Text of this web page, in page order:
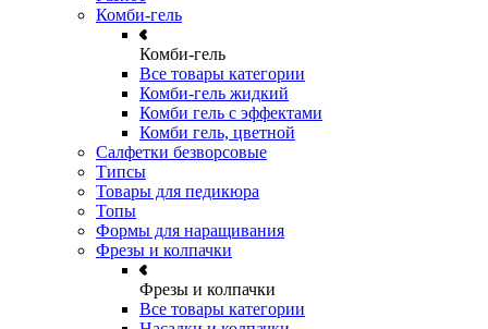
Комби-гель
Комби-гель
Все товары категории
Комби-гель жидкий
Комби гель с эффектами
Комби гель, цветной
Салфетки безворсовые
Типсы
Товары для педикюра
Топы
Формы для наращивания
Фрезы и колпачки
Фрезы и колпачки
Все товары категории